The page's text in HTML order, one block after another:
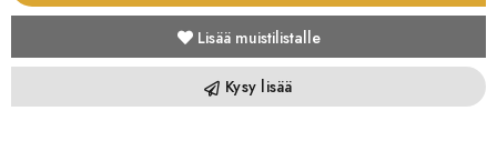
Lisää muistilistalle
Kysy lisää